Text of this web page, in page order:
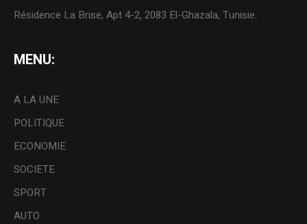
Résidence La Brise, Apt 4-2, 2083 El-Ghazala, Tunisie.
MENU:
A LA UNE
POLITIQUE
ECONOMIE
SOCIETE
SPORT
AUTO